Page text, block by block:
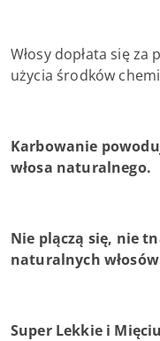
Włosy dopłata się
użycia środków
Karbowanie
włosa naturalnego.
Nie plączą się, nie
naturalnych
Super Lekkie i